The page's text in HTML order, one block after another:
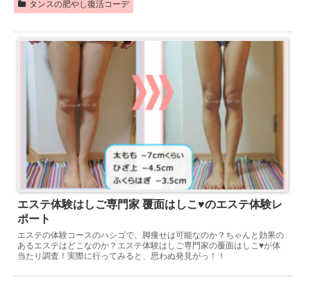
タンスの肥やし復活コーデ
エステ体験はしご専門家 覆面はしこ♥のエステ体験レ
ポート
エステの体験コースのハシゴで、脚痩せは可能なのか？ちゃんと効果の
あるエステはどこなのか？エステ体験はしご専門家の覆面はしこ♥が体
当たり調査！実際に行ってみると、思わぬ発見がっ！！